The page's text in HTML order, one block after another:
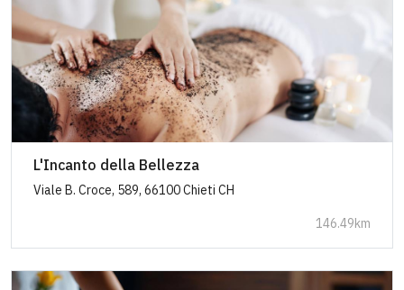
L'Incanto della Bellezza
Viale B. Croce, 589, 66100 Chieti CH
146.49km